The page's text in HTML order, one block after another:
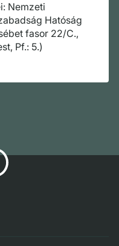
Nemzeti
Hatóság
fasor 22/C.,
Pf.: 5.)